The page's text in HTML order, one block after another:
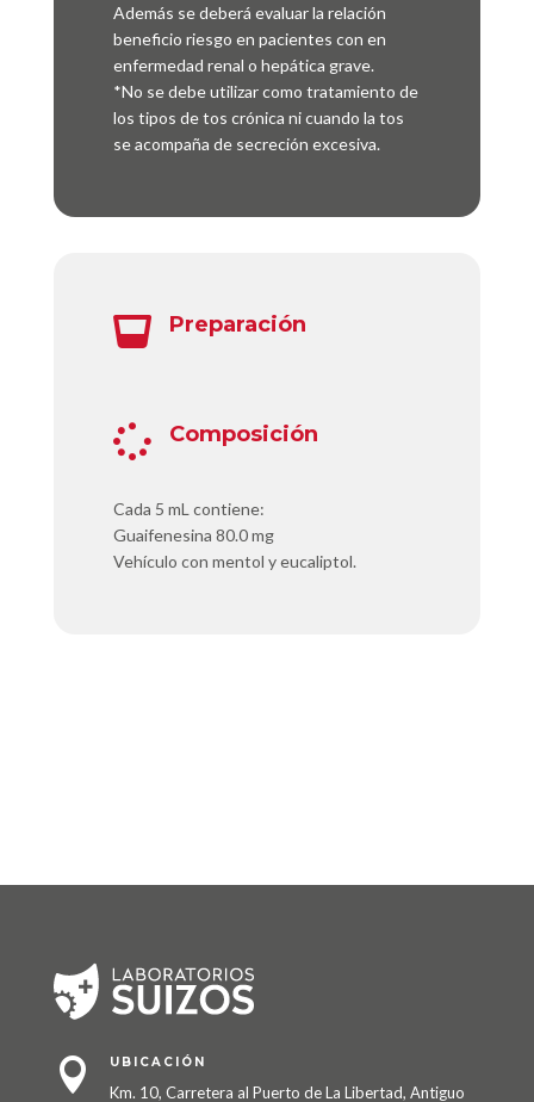
Además se deberá evaluar la relación
beneficio riesgo en pacientes con en
enfermedad renal o hepática grave.
*No se debe utilizar como tratamiento de
los tipos de tos crónica ni cuando la tos
se acompaña de secreción excesiva.
 Preparación
 Composición
Cada 5 mL contiene:
Guaifenesina 80.0 mg
Vehículo con mentol y eucaliptol.
 UBICACIÓN
Km. 10, Carretera al Puerto de La Libertad, Antiguo